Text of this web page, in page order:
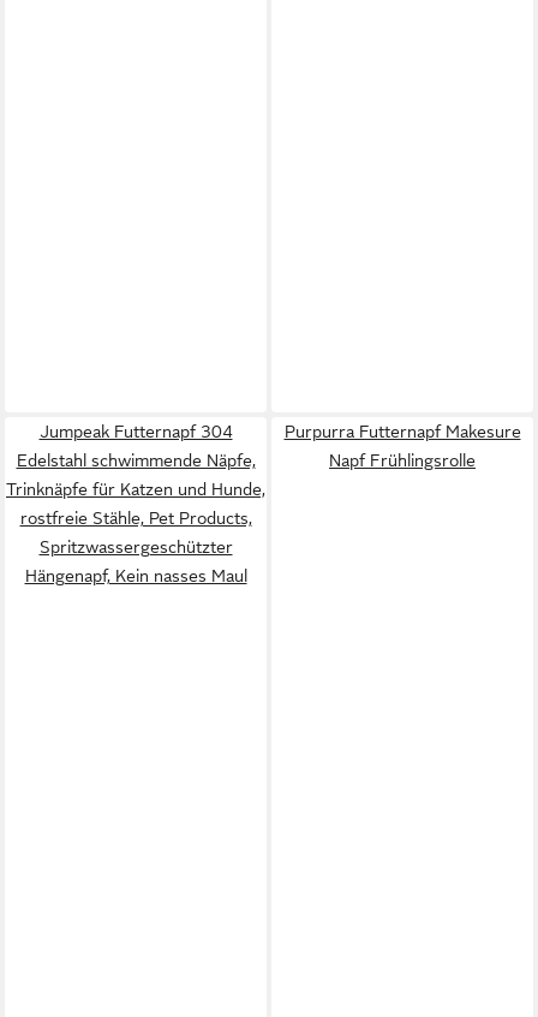
Jumpeak Futternapf 304
Edelstahl schwimmende Näpfe,
Trinknäpfe für Katzen und Hunde,
rostfreie Stähle, Pet Products,
Spritzwassergeschützter
Hängenapf, Kein nasses Maul
Purpurra Futternapf Makesure
Napf Frühlingsrolle